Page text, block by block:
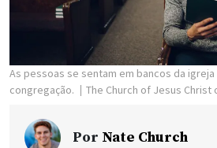
As pessoas se sentam em bancos da
congregação.
The Church of Jesus
Por Nate Church